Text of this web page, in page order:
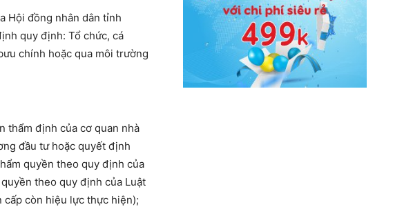
Hội đồng nhân dân tỉnh
quy định: Tổ chức, cá
chính hoặc qua môi trường
thẩm định của cơ quan nhà
đầu tư hoặc quyết định
quyền theo quy định của
theo quy định của Luật
cấp còn hiệu lực thực hiện);